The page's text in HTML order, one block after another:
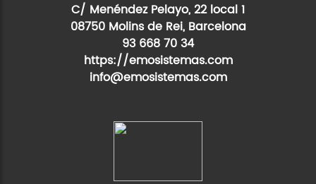
C/ Menéndez Pelayo, 22 local 1
08750 Molins de Rei, Barcelona
93 668 70 34
https://emosistemas.com
info@emosistemas.com